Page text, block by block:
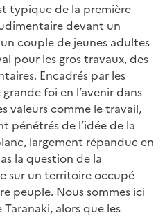
typique de la première
devant un
couple de jeunes adultes
pour les gros travaux, des
Encadrés par les
foi en l’avenir dans
valeurs comme le travail,
pénétrés de l’idée de la
largement répandue en
la question de la
sur un territoire occupé
peuple. Nous sommes ici
alors que les